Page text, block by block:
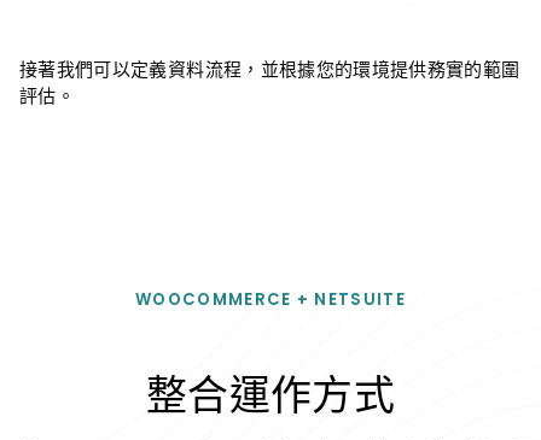
接著我們可以定義資料流程，並根據您的環境提供務實的範圍
評估。
WOOCOMMERCE + NETSUITE
整合運作方式